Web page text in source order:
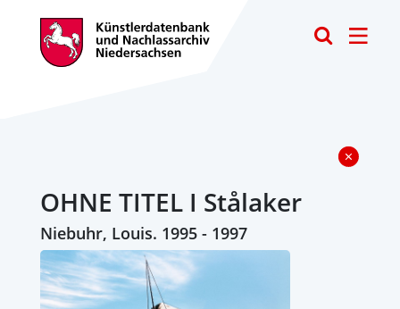
OHNE TITEL I Stålaker
Niebuhr, Louis. 1995 - 1997